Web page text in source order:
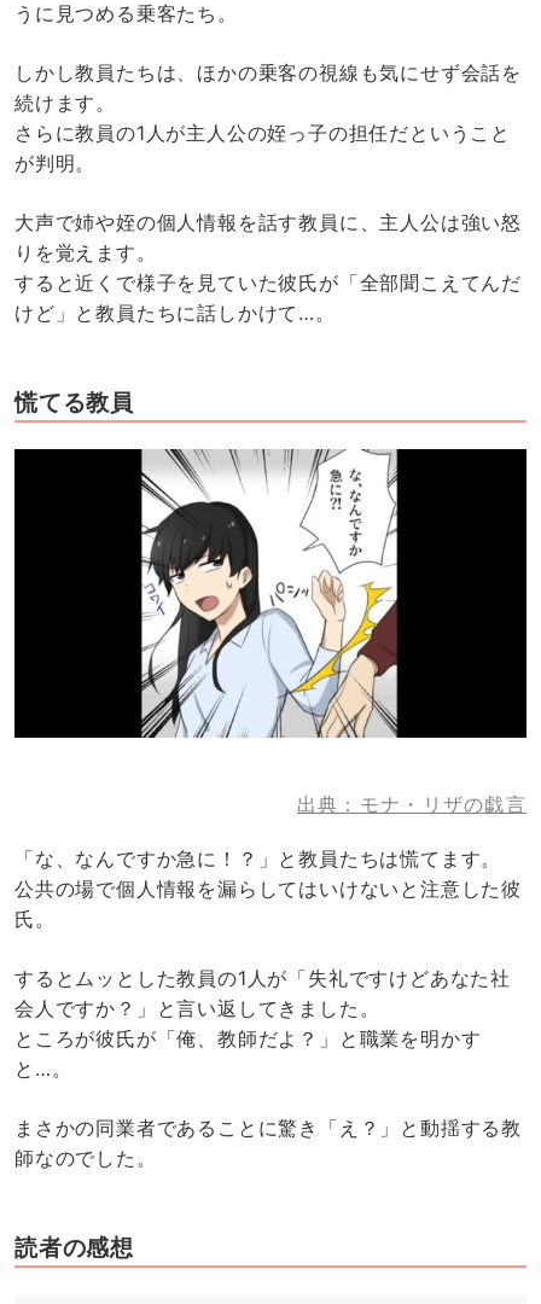
うに見つめる乗客たち。
しかし教員たちは、ほかの乗客の視線も気にせず会話を
続けます。
さらに教員の1人が主人公の姪っ子の担任だということ
が判明。
大声で姉や姪の個人情報を話す教員に、主人公は強い怒
りを覚えます。
すると近くで様子を見ていた彼氏が「全部聞こえてんだ
けど」と教員たちに話しかけて…。
慌てる教員
出典：モナ・リザの戯言
「な、なんですか急に！？」と教員たちは慌てます。
公共の場で個人情報を漏らしてはいけないと注意した彼
氏。
するとムッとした教員の1人が「失礼ですけどあなた社
会人ですか？」と言い返してきました。
ところが彼氏が「俺、教師だよ？」と職業を明かす
と…。
まさかの同業者であることに驚き「え？」と動揺する教
師なのでした。
読者の感想